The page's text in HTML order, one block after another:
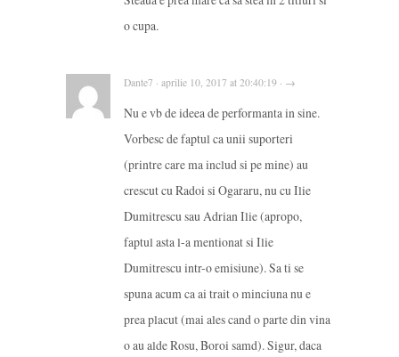
o cupa.
Dante7 · aprilie 10, 2017 at 20:40:19 · →
Nu e vb de ideea de performanta in sine.
Vorbesc de faptul ca unii suporteri
(printre care ma includ si pe mine) au
crescut cu Radoi si Ogararu, nu cu Ilie
Dumitrescu sau Adrian Ilie (apropo,
faptul asta l-a mentionat si Ilie
Dumitrescu intr-o emisiune). Sa ti se
spuna acum ca ai trait o minciuna nu e
prea placut (mai ales cand o parte din vina
o au alde Rosu, Boroi samd). Sigur, daca